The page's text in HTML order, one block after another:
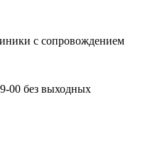
с сопровождением
00 без выходных